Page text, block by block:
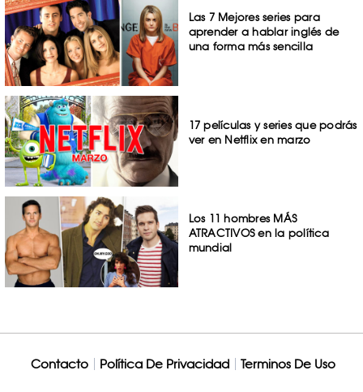
Las 7 Mejores series para
aprender a hablar inglés de
una forma más sencilla
17 películas y series que podrás
ver en Netflix en marzo
Los 11 hombres MÁS
ATRACTIVOS en la política
mundial
Contacto Política De Privacidad Terminos De Uso